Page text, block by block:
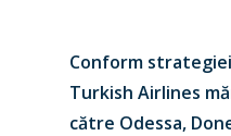
Conform
Turkish Airlines
către Odessa,